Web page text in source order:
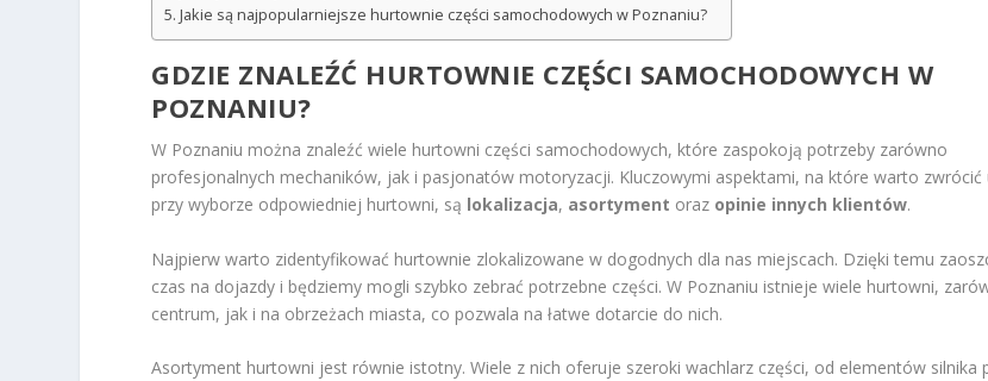
Jakie są najpopularniejsze hurtownie części samochodowych w Poznaniu?
GDZIE ZNALEŹĆ HURTOWNIE CZĘŚCI SAMOCHODOWYCH W
POZNANIU?
W Poznaniu można znaleźć wiele hurtowni części samochodowych, które zaspokoją potrzeby zarówno
profesjonalnych mechaników, jak i pasjonatów motoryzacji. Kluczowymi aspektami, na które warto zwrócić
przy wyborze odpowiedniej hurtowni, są lokalizacja, asortyment oraz opinie innych klientów.
Najpierw warto zidentyfikować hurtownie zlokalizowane w dogodnych dla nas miejscach. Dzięki temu
czas na dojazdy i będziemy mogli szybko zebrać potrzebne części. W Poznaniu istnieje wiele hurtowni,
centrum, jak i na obrzeżach miasta, co pozwala na łatwe dotarcie do nich.
Asortyment hurtowni jest równie istotny. Wiele z nich oferuje szeroki wachlarz części, od elementów silnika